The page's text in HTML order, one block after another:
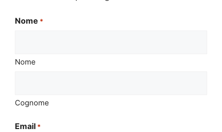
Nome *
Nome
Cognome
Email *